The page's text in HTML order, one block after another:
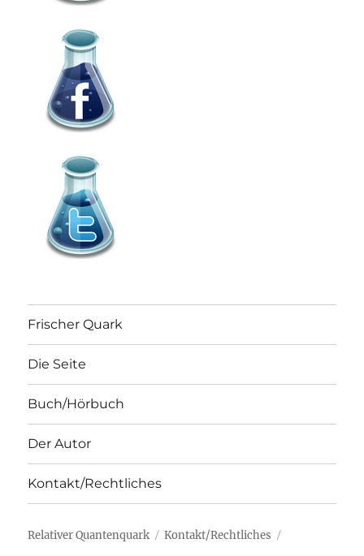
Frischer Quark
Die Seite
Buch/Hörbuch
Der Autor
Kontakt/Rechtliches
Relativer Quantenquark Kontakt/Rechtliches